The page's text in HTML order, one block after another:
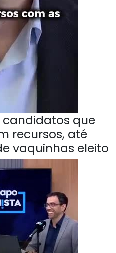
candidatos que
recursos, até
vaquinhas eleito